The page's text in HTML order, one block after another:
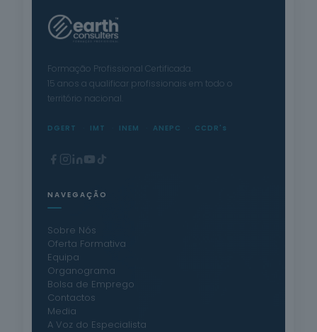
Formação Profissional Certificada.
15 anos a qualificar profissionais em todo o
território nacional.
DGERT IMT INEM ANEPC CCDR's
NAVEGAÇÃO
Sobre Nós
Oferta Formativa
Equipa
Organograma
Bolsa de Emprego
Contactos
Media
A Voz do Especialista